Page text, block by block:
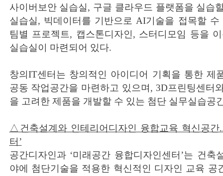
사이버보안 실습실, 구글 클라우드 플랫폼을 실습
실습실, 빅데이터를 기반으로 AI기술을 접목할
팀별 프로젝트, 캡스톤디자인, 스터디모임 등을
실습실이 마련되어 있다.
창의IT센터는 창의적인 아이디어 기획을 통한 제
공동 작업공간을 마련하고 있으며, 3D프린팅센터
을 고려한 제품을 개발할 수 있는 첨단 실무실습공
△건축설계와 인테리어디자인 융합교육 혁신공간
터’
공간디자인과 ‘미래공간 융합디자인센터’는 건축
야에 첨단기술을 적용한 혁신적인 디자인 교육 공